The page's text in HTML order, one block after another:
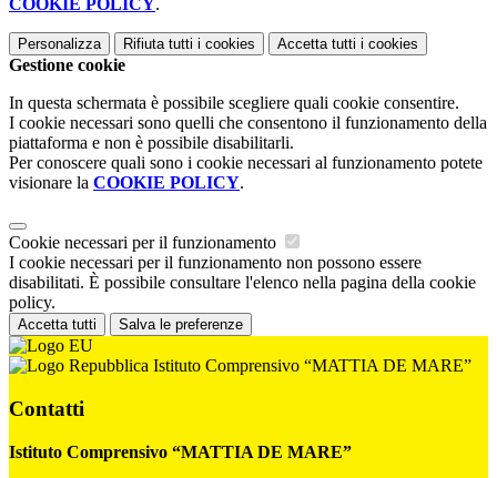
COOKIE POLICY.
Personalizza Rifiuta tutti i cookies Accetta tutti i cookies
Gestione cookie
In questa schermata è possibile scegliere quali cookie consentire.
I cookie necessari sono quelli che consentono il funzionamento della
piattaforma e non è possibile disabilitarli.
Per conoscere quali sono i cookie necessari al funzionamento potete
visionare la COOKIE POLICY.
Cookie necessari per il funzionamento
I cookie necessari per il funzionamento non possono essere
disabilitati. È possibile consultare l'elenco nella pagina della cookie
policy.
Accetta tutti Salva le preferenze
Istituto Comprensivo “MATTIA DE MARE”
Contatti
Istituto Comprensivo “MATTIA DE MARE”